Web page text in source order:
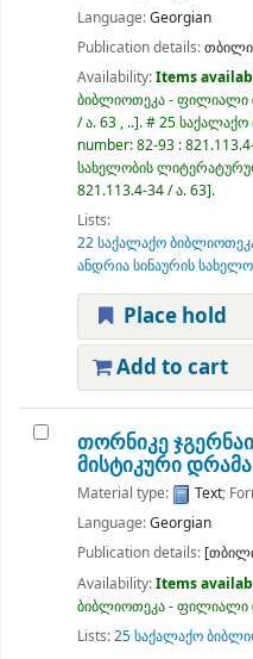
Language:Georgian
Publication details:
Availability:Items
ბიბლიოთეკა - ფილიალი
/ ა. 63 , .. .# 25
number:82-93 :
სახელობის
821.113.4-34 / ა. 63 .
Lists:
22 საქალაქო
ანდრია სინაურის
Place hold
Add to cart
თორნიკე
მისტიკური
Material type: Text;
Language:Georgian
Publication details:
Availability:Items
ბიბლიოთეკა - ფილიალი
Lists:25 საქალაქო